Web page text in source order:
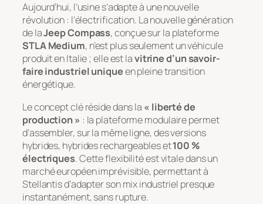
Aujourd’hui, l’usine s’adapte à une nouvelle
révolution : l’électrification. La nouvelle génération
de laJeep Compass, conçue sur la plateforme
STLA Medium, n’est plus seulement un véhicule
produit en Italie ; elle est lavitrine d’un savoir-
faire industriel uniqueen pleine transition
énergétique.
Le concept clé réside dans la « liberté de
production » : la plateforme modulaire permet
d’assembler, sur la même ligne, des versions
hybrides, hybrides rechargeables et100 %
électriques. Cette flexibilité est vitale dans un
marché européen imprévisible, permettant à
Stellantis d’adapter sonmixindustriel presque
instantanément, sans rupture.